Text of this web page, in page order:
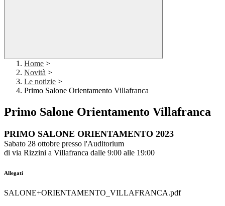
Home >
Novità >
Le notizie >
Primo Salone Orientamento Villafranca
Primo Salone Orientamento Villafranca
PRIMO SALONE ORIENTAMENTO 2023
Sabato 28 ottobre presso l'Auditorium
di via Rizzini a Villafranca dalle 9:00 alle 19:00
Allegati
SALONE+ORIENTAMENTO_VILLAFRANCA.pdf